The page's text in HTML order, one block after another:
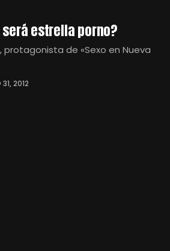
será estrella porno?
protagonista de «Sexo en Nueva
31, 2012